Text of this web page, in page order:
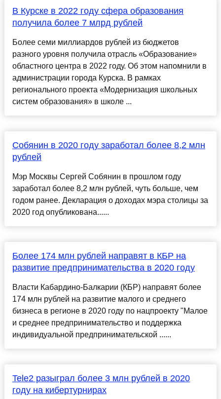
В Курске в 2022 году сфера образования
получила более 7 млрд рублей
Более семи миллиардов рублей из бюджетов
разного уровня получила отрасль «Образование»
областного центра в 2022 году. Об этом напомнили в
администрации города Курска. В рамках
регионального проекта «Модернизация школьных
систем образования» в школе ...
Собянин в 2020 году заработал более 8,2 млн
рублей
Мэр Москвы Сергей Собянин в прошлом году
заработал более 8,2 млн рублей, чуть больше, чем
годом ранее. Декларация о доходах мэра столицы за
2020 год опубликована......
Более 174 млн рублей направят в КБР на
развитие предпринимательства в 2020 году
Власти Кабардино-Балкарии (КБР) направят более
174 млн рублей на развитие малого и среднего
бизнеса в регионе в 2020 году по нацпроекту "Малое
и среднее предпринимательство и поддержка
индивидуальной предпринимательской ......
Tele2 разыграл более 3 млн рублей в 2020
году на кибертурнирах